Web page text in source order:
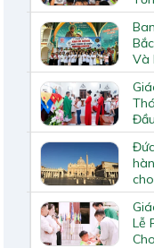
Và
Nhi
Lễ